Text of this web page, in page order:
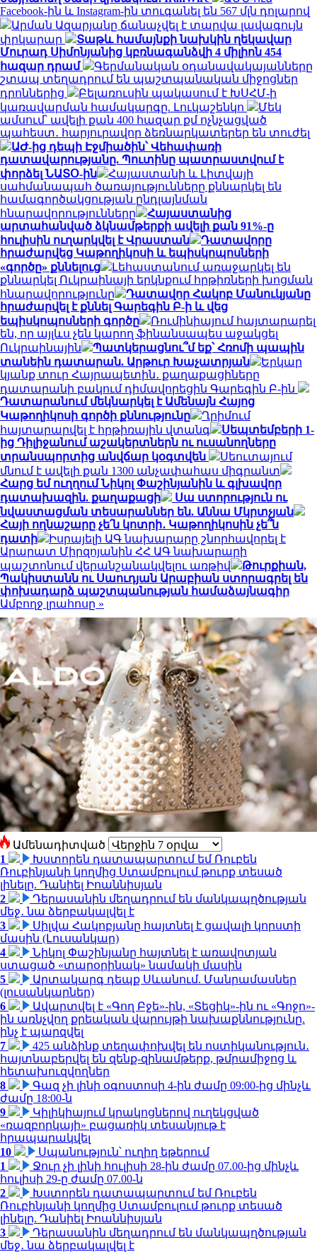
Facebook-ին և Instagram-ին տուգանել են 567 մլն դոլարով
Արման Ազարյանը ճանաչվել է տարվա լավագույն
փրկարար
Տաթև համայնքի նախկին ղեկավար
Մուրադ Սիմոնյանից կբռնագանձվի 4 միլիոն 454
հազար դրամ
Գերմանական օդանավակայանները
շտապ տեղադրում են պաշտպանական միջոցներ
դրոններից
Բելառուսին պակասում է ԽՍՀՄ-ի
կառավարման համակարգը. Լուկաշենկո
Մեկ
ամսում՝ ավելի քան 400 հազար քմ ոչնչացված
պահեստ․ հարյուրավոր ձեռնարկատերեր են տուժել
ԱԺ-ից դեպի Էջմիածին՝ Վեհափառի
դատավարությանը. Պուտինը պատրաստվում է
փորձել ՆԱՏՕ-ին
Հայաստանի և Լիտվայի
սահմանապահ ծառայությունները քննարկել են
համագործակցության ընդլայնման
հնարավորությունները
Հայաստանից
արտահանված ձկնամթերքի ավելի քան 91%-ը
հուլիսին ուղարկվել է Վրաստան
Դատավորը
հրաժարվեց Կաթողիկոսի և եպիսկոպոսների
«գործը» քննելուց
Լեհաստանում առաջարկել են
քննարկել Ուկրաինայի երկնքում հրթիռների խոցման
հնարավորությունը
Դատավոր Հակոբ Մանուկյանը
հրաժարվել է քննել Գարեգին Բ-ի և վեց
եպիսկոպոսների գործը
Ռումինիայում հայտարարել
են, որ այլևս չեն կարող ֆինանսապես աջակցել
Ուկրաինային
Պատկերացնու՞մ եք՝ Հռոմի պապին
տանեին դատարան. Արթուր Խաչատրյան
Երկար
կյանք տուր Հայրապետին․ քաղաքացիները
դատարանի բակում դիմավորեցին Գարեգին Բ-ին
Դատարանում մեկնարկել է Ամենայն Հայոց
Կաթողիկոսի գործի քննությունը
Ղրիմում
հայտարարվել է հրթիռային վտանգ
Սեպտեմբերի 1-
ից Դիլիջանում աշակերտներն ու ուսանողները
տրանսպորտից անվճար կօգտվեն
Սեուտայում
մնում է ավելի քան 1300 անչափահաս միգրանտ
Հարց եմ ուղղում Նիկոլ Փաշինյանին և գլխավոր
դատախազին. քաղաքացի
Սա ստորություն ու
նվաստացման տեսարաններ են. Աննա Մկրտչյան
Հայի ողնաշարը չե՛ն կոտրի․ Կաթողիկոսին չե՞ն
դատի
Իսրայելի ԱԳ նախարարը շնորհավորել է
Արարատ Միրզոյանին ՀՀ ԱԳ նախարարի
պաշտոնում վերանշանակվելու առթիվ
Թուրքիան,
Պակիստանն ու Սաուդյան Արաբիան ստորագրել են
փոխադարձ պաշտպանության համաձայնագիր
Ամբողջ լրահոսը »
Ամենադիտված
1
Խստորեն դատապարտում եմ Ռուբեն
Ռուբինյանի կողմից Ստամբուլում թուրք տեսած
լինելը. Դանիել Իոաննիսյան
2
Դերասանին մեղադրում են մանկապղծության
մեջ․ նա ձերբակալվել է
3
Սիլվա Հակոբյանը հայտնել է ցավալի կորստի
մասին (Լուսանկար)
4
Նիկոլ Փաշինյանը հայտնել է առավոտյան
ստացած «տարօրինակ» նամակի մասին
5
Արտակարգ դեպք Սևանում. Մանրամասներ
(լուսանկարներ)
6
Ավարտվել է «Գող Բջե»-ին, «Տեցիկ»-ին ու «Գոջո»-
ին առնչվող քրեական վարույթի նախաքննությունը.
ինչ է պարզվել
7
425 անձինք տեղափոխվել են ոստիկանություն․
հայտնաբերվել են զենք-զինամթերք, թմրամիջոց և
հետախուզվողներ
8
Գազ չի լինի օգոստոսի 4-ին ժամը 09:00-ից մինչև
ժամը 18:00-ն
9
Կիլիկիայում կրակոցներով ուղեկցված
«ռազբորկայի» բացառիկ տեսանյութ է
հրապարակվել
10
Սպանություն՝ ուղիղ եթերում
1
Ջուր չի լինի հուլիսի 28-ին ժամը 07.00-ից մինչև
հուլիսի 29-ը ժամը 07.00-ն
2
Խստորեն դատապարտում եմ Ռուբեն
Ռուբինյանի կողմից Ստամբուլում թուրք տեսած
լինելը. Դանիել Իոաննիսյան
3
Դերասանին մեղադրում են մանկապղծության
մեջ․ նա ձերբակալվել է